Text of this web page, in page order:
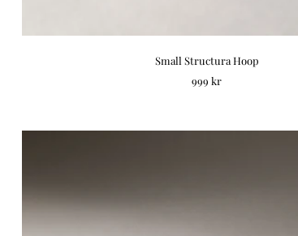
Small Structura Hoop
REA-pris
999 kr